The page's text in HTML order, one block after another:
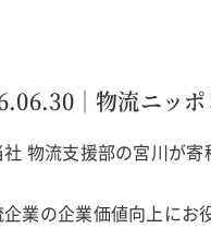
｜物流ニッ
物流支援部の宮川が
業の企業価値向上にお